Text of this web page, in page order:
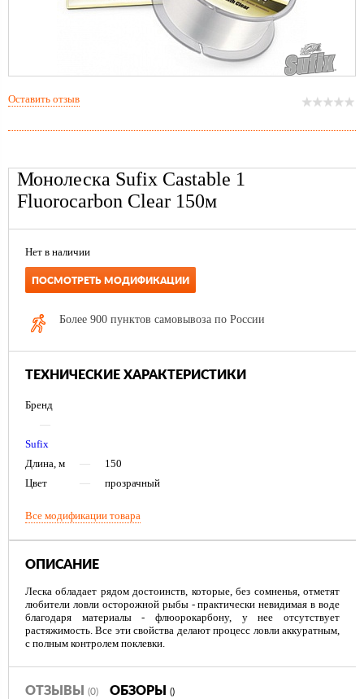
Монолеска Sufix Castable 1
Fluorocarbon Clear 150м
Нет в наличии
ПОСМОТРЕТЬ МОДИФИКАЦИИ
Более 900 пунктов самовывоза по России
ТЕХНИЧЕСКИЕ ХАРАКТЕРИСТИКИ
Бренд
—
Sufix
Длина, м
—
150
Цвет
— прозрачный
Все модификации товара
ОПИСАНИЕ
Леска обладает рядом достоинств, которые, без сомненья, отметят
любители ловли осторожной рыбы - практически невидимая в воде
благодаря материалы - флюорокарбону, у нее отсутствует
растяжимость. Все эти свойства делают процесс ловли аккуратным,
с полным контролем поклевки.
ОТЗЫВЫ (0) ОБЗОРЫ ()
Оставить отзыв